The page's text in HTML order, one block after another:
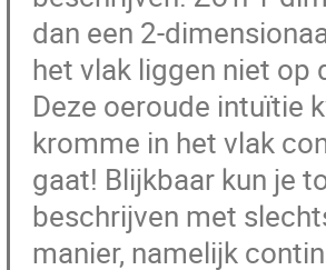
dan een 2-
het vlak liggen niet op
Deze oeroude intuïtie
kromme in het vlak
gaat! Blijkbaar kun je
beschrijven met
manier, namelijk